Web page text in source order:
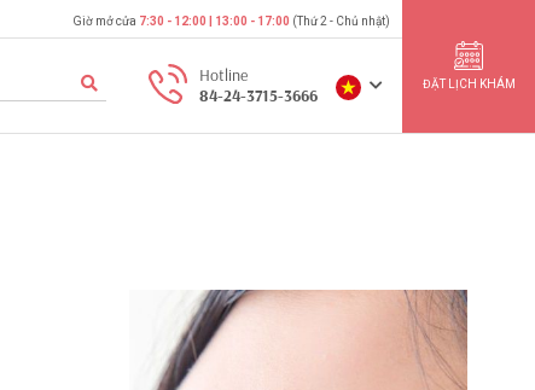
Giờ mở cửa 7:30 - 12:00 | 13:00 - 17:00 (Thứ 2 - Chủ nhật)
Hotline
84-24-3715-3666
ĐẶT LỊCH KHÁM